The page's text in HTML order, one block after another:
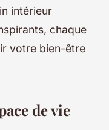
intérieur
chaque
votre bien-être
de vie